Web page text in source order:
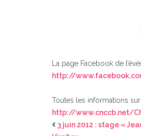
La page Facebook de
http://
Toutes les informations
http://www.cnccb.net/
3 juin 2012 : stage «